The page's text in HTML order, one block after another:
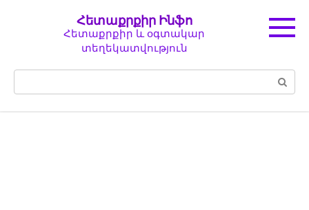
Հետաքրքիր Ինֆո
Հետաքրքիր և օգտակար
տեղեկատվություն